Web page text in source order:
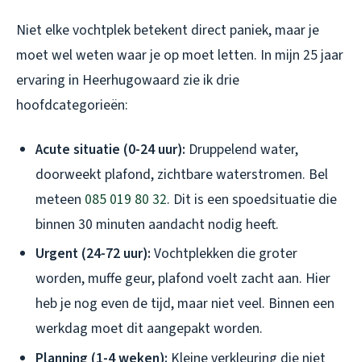
Niet elke vochtplek betekent direct paniek, maar je
moet wel weten waar je op moet letten. In mijn 25 jaar
ervaring in Heerhugowaard zie ik drie
hoofdcategorieën:
Acute situatie (0-24 uur): Druppelend water,
doorweekt plafond, zichtbare waterstromen. Bel
meteen 085 019 80 32. Dit is een spoedsituatie die
binnen 30 minuten aandacht nodig heeft.
Urgent (24-72 uur): Vochtplekken die groter
worden, muffe geur, plafond voelt zacht aan. Hier
heb je nog even de tijd, maar niet veel. Binnen een
werkdag moet dit aangepakt worden.